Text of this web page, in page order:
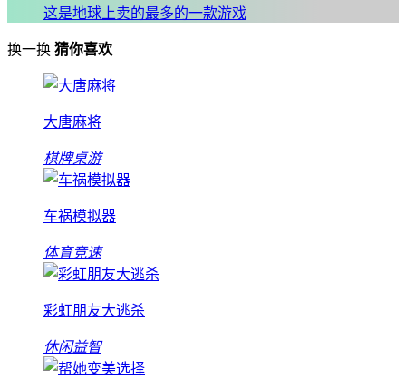
这是地球上卖的最多的一款游戏
换一换 猜你喜欢
大唐麻将
棋牌桌游
车祸模拟器
体育竞速
彩虹朋友大逃杀
休闲益智